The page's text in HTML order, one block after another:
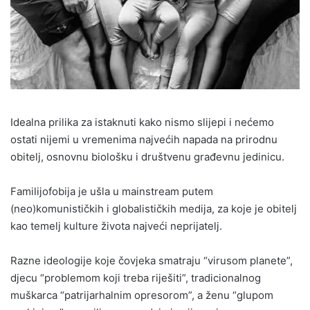
Idealna prilika za istaknuti kako nismo slijepi i nećemo
ostati nijemi u vremenima najvećih napada na prirodnu
obitelj, osnovnu biološku i društvenu građevnu jedinicu.
Familijofobija je ušla u mainstream putem
(neo)komunističkih i globalističkih medija, za koje je obitelj
kao temelj kulture života najveći neprijatelj.
Razne ideologije koje čovjeka smatraju “virusom planete”,
djecu “problemom koji treba riješiti”, tradicionalnog
muškarca “patrijarhalnim opresorom”, a ženu “glupom